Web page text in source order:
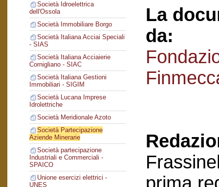
Società Idroelettrica
dell'Ossola
Società Immobiliare Borgo
Società Italiana Acciai Speciali
- SIAS
Società Italiana Acciaierie
Cornigliano - SIAC
Società Italiana Gestioni
Immobiliari - SIGIM
Società Lucana Imprese
Idrolettriche
Società Meridionale Azoto
Società Partecipazione
Aziende Minerarie
Società partecipazione
Industriali e Commerciali -
SPAICO
Unione esercizi elettrici -
UNES
La
da: